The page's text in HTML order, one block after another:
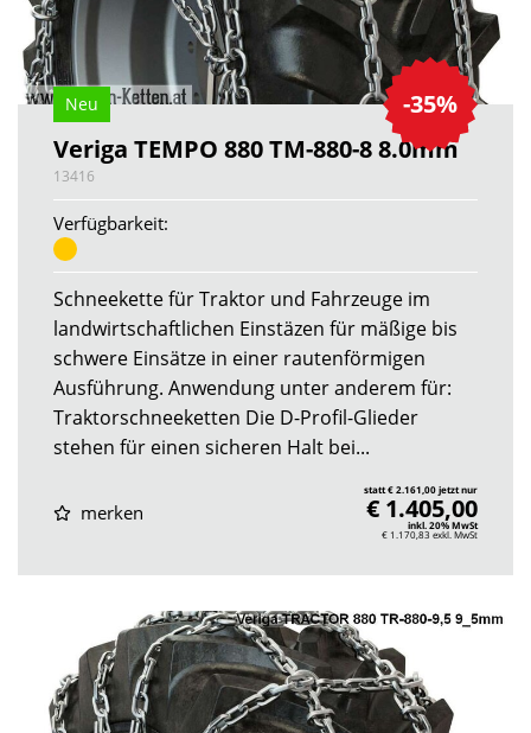
-35%
Neu
Veriga TEMPO 880 TM-880-8 8.0mm
13416
Verfügbarkeit:
Schneekette für Traktor und Fahrzeuge im
landwirtschaftlichen Einstäzen für mäßige bis
schwere Einsätze in einer rautenförmigen
Ausführung. Anwendung unter anderem für:
Traktorschneeketten Die D-Profil-Glieder
stehen für einen sicheren Halt bei...
merken
statt € 2.161,00 jetzt nur
€ 1.405,00
inkl. 20% MwSt
€ 1.170,83 exkl. MwSt